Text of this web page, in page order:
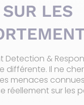
LES
Detection &
différente. Il ne
menaces
réellement sur les